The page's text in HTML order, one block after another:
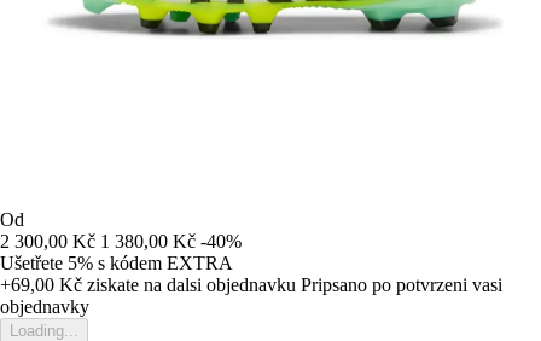
Od
2 300,00 Kč 1 380,00 Kč -40%
Ušetřete 5% s kódem EXTRA
+69,00 Kč ziskate na dalsi objednavku Pripsano po potvrzeni vasi
objednavky
Loading...